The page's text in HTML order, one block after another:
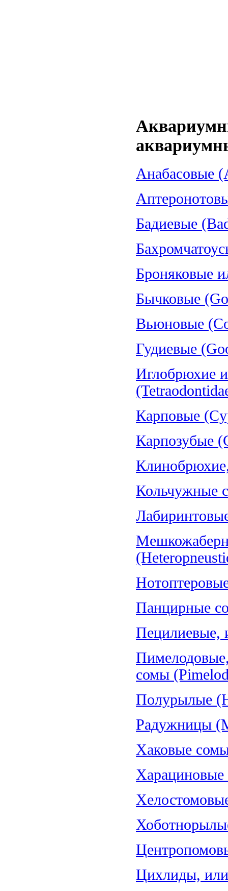
Анабасовые
Бадиевые
Броняковые
Бычковые
Вьюновые
Гудиевые
Иглобрюхие
Карповые
Карпозубые
Кольчужные
Панцирные
Пецилиевые,
сомы
Полурылые
Радужницы
Хаковые
Харациновые
Цихлиды,